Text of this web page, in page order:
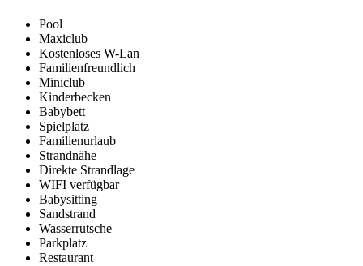
Pool
Maxiclub
Kostenloses W-Lan
Familienfreundlich
Miniclub
Kinderbecken
Babybett
Spielplatz
Familienurlaub
Strandnähe
Direkte Strandlage
WIFI verfügbar
Babysitting
Sandstrand
Wasserrutsche
Parkplatz
Restaurant